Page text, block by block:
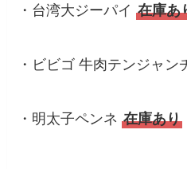
・台湾大ジーパイ在庫あ
・ビビゴ 牛肉テンジャン
・明太子ペンネ在庫あり